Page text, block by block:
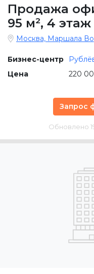
Продажа
95 м², 4 этаж
Москва, Маршала
Бизнес-центр
Цена
220
Запрос
Обновлено